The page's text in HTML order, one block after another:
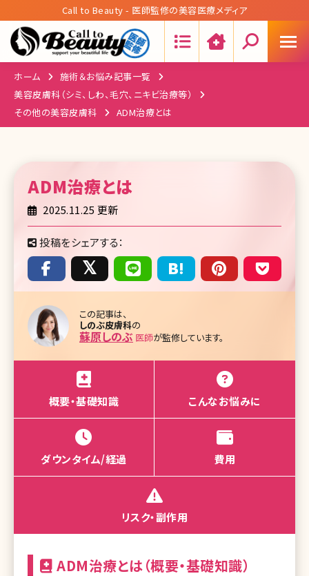
Call to Beauty - 医師監修の美容医療メディア
ホーム
施術＆お悩み記事一覧
美容皮膚科（シミ、しわ、毛穴、ニキビ治療等）
その他の美容皮膚科
ADM治療とは
ADM治療とは
2025.11.25 更新
投稿をシェアする：
この記事は、
しのぶ皮膚科の
蘇原しのぶ 医師が監修しています。
概要・基礎知識 こんなお悩みに
ダウンタイム/経過 費用
リスク・副作用
ADM治療とは（概要・基礎知識）